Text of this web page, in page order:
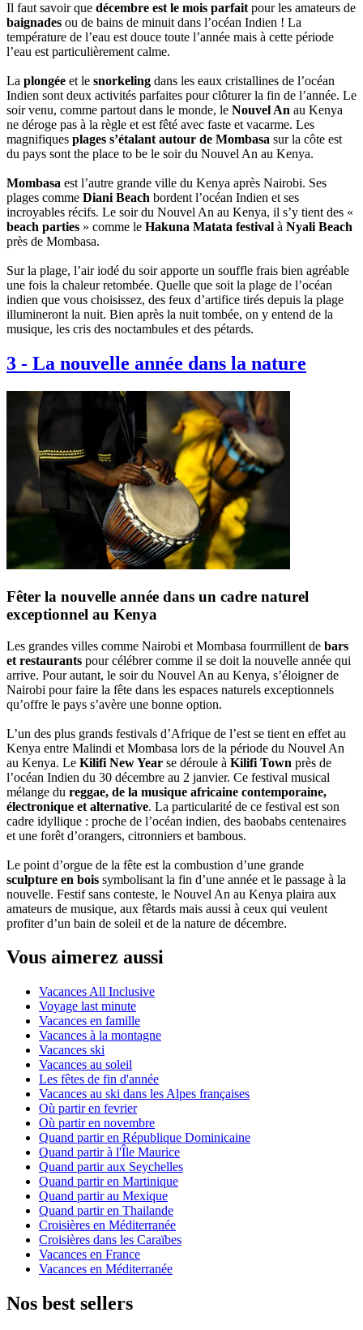
Il faut savoir que décembre est le mois parfait pour les amateurs de
baignades ou de bains de minuit dans l’océan Indien ! La
température de l’eau est douce toute l’année mais à cette période
l’eau est particulièrement calme.
La plongée et le snorkeling dans les eaux cristallines de l’océan
Indien sont deux activités parfaites pour clôturer la fin de l’année. Le
soir venu, comme partout dans le monde, le Nouvel An au Kenya
ne déroge pas à la règle et est fêté avec faste et vacarme. Les
magnifiques plages s’étalant autour de Mombasa sur la côte est
du pays sont the place to be le soir du Nouvel An au Kenya.
Mombasa est l’autre grande ville du Kenya après Nairobi. Ses
plages comme Diani Beach bordent l’océan Indien et ses
incroyables récifs. Le soir du Nouvel An au Kenya, il s’y tient des «
beach parties » comme le Hakuna Matata festival à Nyali Beach
près de Mombasa.
Sur la plage, l’air iodé du soir apporte un souffle frais bien agréable
une fois la chaleur retombée. Quelle que soit la plage de l’océan
indien que vous choisissez, des feux d’artifice tirés depuis la plage
illumineront la nuit. Bien après la nuit tombée, on y entend de la
musique, les cris des noctambules et des pétards.
3 - La nouvelle année dans la nature
Fêter la nouvelle année dans un cadre naturel
exceptionnel au Kenya
Les grandes villes comme Nairobi et Mombasa fourmillent de bars
et restaurants pour célébrer comme il se doit la nouvelle année qui
arrive. Pour autant, le soir du Nouvel An au Kenya, s’éloigner de
Nairobi pour faire la fête dans les espaces naturels exceptionnels
qu’offre le pays s’avère une bonne option.
L’un des plus grands festivals d’Afrique de l’est se tient en effet au
Kenya entre Malindi et Mombasa lors de la période du Nouvel An
au Kenya. Le Kilifi New Year se déroule à Kilifi Town près de
l’océan Indien du 30 décembre au 2 janvier. Ce festival musical
mélange du reggae, de la musique africaine contemporaine,
électronique et alternative. La particularité de ce festival est son
cadre idyllique : proche de l’océan indien, des baobabs centenaires
et une forêt d’orangers, citronniers et bambous.
Le point d’orgue de la fête est la combustion d’une grande
sculpture en bois symbolisant la fin d’une année et le passage à la
nouvelle. Festif sans conteste, le Nouvel An au Kenya plaira aux
amateurs de musique, aux fêtards mais aussi à ceux qui veulent
profiter d’un bain de soleil et de la nature de décembre.
Vous aimerez aussi
Vacances All Inclusive
Voyage last minute
Vacances en famille
Vacances à la montagne
Vacances ski
Vacances au soleil
Les fêtes de fin d'année
Vacances au ski dans les Alpes françaises
Où partir en fevrier
Où partir en novembre
Quand partir en République Dominicaine
Quand partir à l'Île Maurice
Quand partir aux Seychelles
Quand partir en Martinique
Quand partir au Mexique
Quand partir en Thailande
Croisières en Méditerranée
Croisières dans les Caraïbes
Vacances en France
Vacances en Méditerranée
Nos best sellers